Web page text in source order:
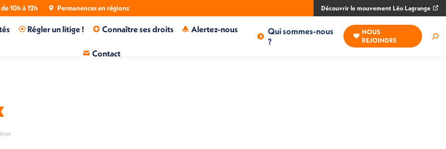
10h à 12h Permanences en régions Découvrir le mouvement Léo Lagrange
Régler un litige ! Connaître ses droits Alertez-nous
Contact
Qui sommes-nous
?
NOUS
REJOINDRE